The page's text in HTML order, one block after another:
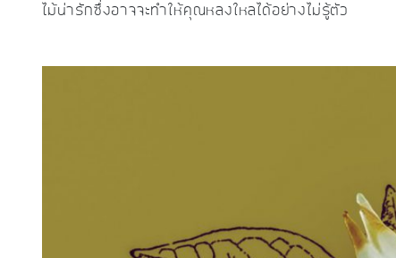
ไม้น่ารักซึ่งอาจจะทำให้คุณหลงใหลได้อย่างไม่รู้ตัว